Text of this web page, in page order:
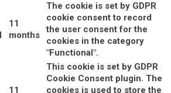
11
months
The cookie is set by GDPR
cookie consent to record
the user consent for the
cookies in the category
"Functional".
11
This cookie is set by GDPR
Cookie Consent plugin. The
cookies is used to store the